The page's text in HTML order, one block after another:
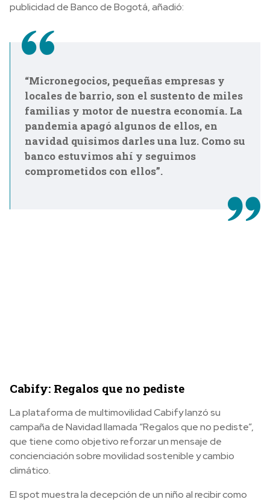
publicidad de Banco de Bogotá, añadió:
“Micronegocios, pequeñas empresas y
locales de barrio, son el sustento de miles
familias y motor de nuestra economía. La
pandemia apagó algunos de ellos, en
navidad quisimos darles una luz. Como su
banco estuvimos ahí y seguimos
comprometidos con ellos”.
Cabify: Regalos que no pediste
La plataforma de multimovilidad Cabify lanzó su
campaña de Navidad llamada “Regalos que no pediste”,
que tiene como objetivo reforzar un mensaje de
concienciación sobre movilidad sostenible y cambio
climático.
El spot muestra la decepción de un niño al recibir como